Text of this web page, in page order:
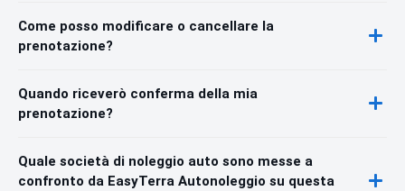
Come posso modificare o cancellare la
prenotazione?
Quando riceverò conferma della mia
prenotazione?
Quale società di noleggio auto sono messe a
confronto da EasyTerra Autonoleggio su questa